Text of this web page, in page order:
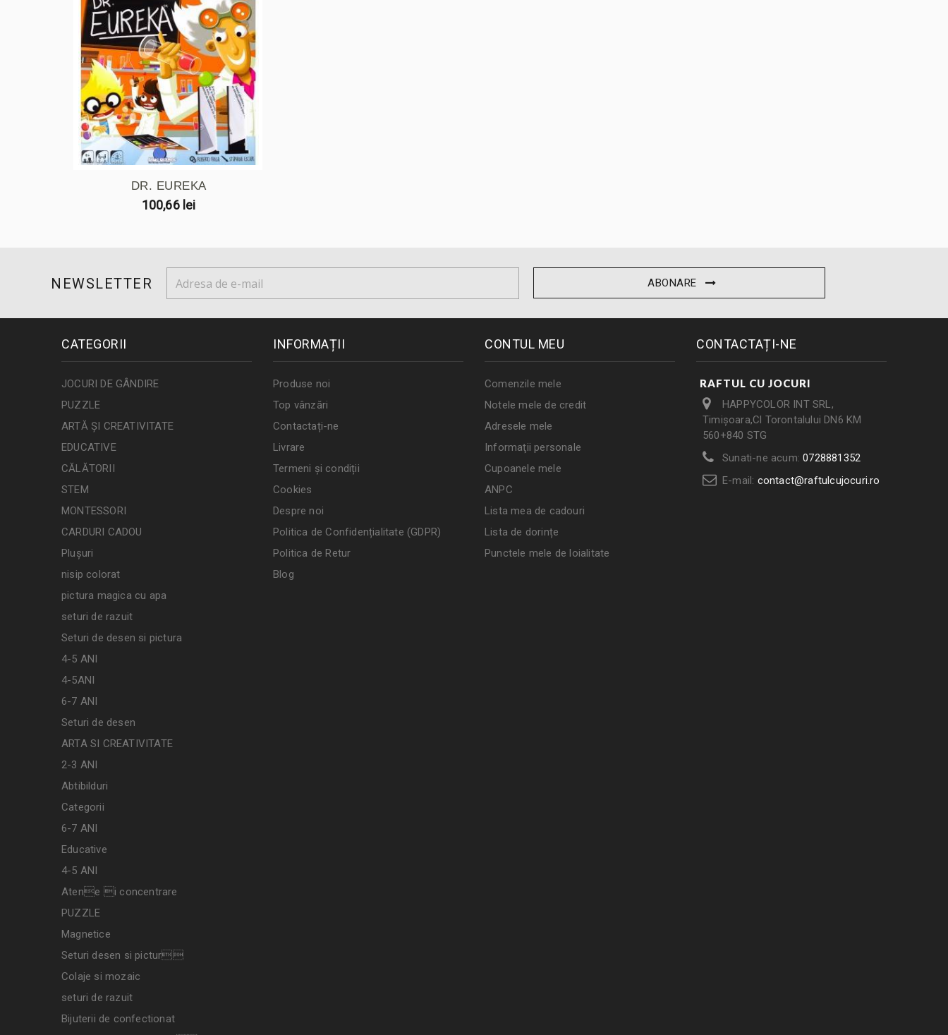
DR. EUREKA
100,66 lei
NEWSLETTER ABONARE
CATEGORII
JOCURI DE GÂNDIRE
PUZZLE
ARTĂ ȘI CREATIVITATE
EDUCATIVE
CĂLĂTORII
STEM
MONTESSORI
CARDURI CADOU
Plușuri
nisip colorat
pictura magica cu apa
seturi de razuit
Seturi de desen si pictura
4-5 ANI
4-5ANI
6-7 ANI
Seturi de desen
ARTA SI CREATIVITATE
2-3 ANI
Abtibilduri
Categorii
6-7 ANI
Educative
4-5 ANI
Atene i concentrare
PUZZLE
Magnetice
Seturi desen si pictur
Colaje si mozaic
seturi de razuit
Bijuterii de confectionat
INFORMAȚII
Produse noi
Top vânzări
Contactați-ne
Livrare
Termeni și condiții
Cookies
Despre noi
Politica de Confidențialitate (GDPR)
Politica de Retur
Blog
CONTUL MEU
Comenzile mele
Notele mele de credit
Adresele mele
Informaţii personale
Cupoanele mele
ANPC
Lista mea de cadouri
Lista de dorințe
Punctele mele de loialitate
CONTACTAȚI-NE
RAFTUL CU JOCURI
HAPPYCOLOR INT SRL,
Timișoara,Cl Torontalului DN6 KM
560+840 STG
Sunati-ne acum:0728881352
E-mail: contact@raftulcujocuri.ro